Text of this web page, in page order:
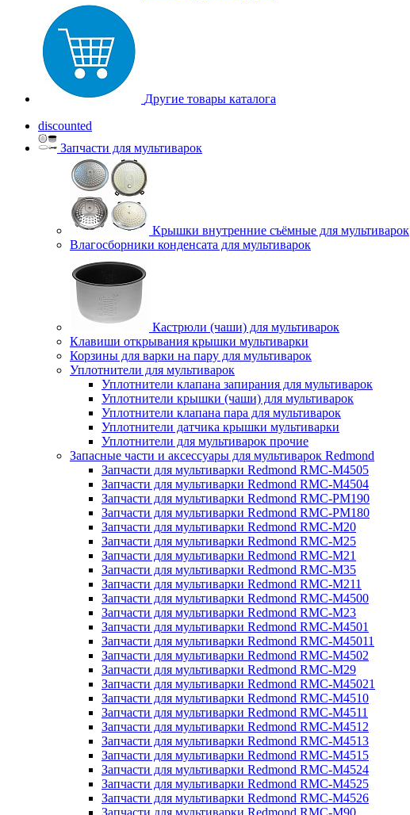
Другие товары каталога
discounted
Запчасти для мультиварок
Крышки внутренние съёмные для мультиварок
Влагосборники конденсата для мультиварок
Кастрюли (чаши) для мультиварок
Клавиши открывания крышки мультиварки
Корзины для варки на пару для мультиварок
Уплотнители для мультиварок
Уплотнители клапана запирания для мультиварок
Уплотнители крышки (чаши) для мультиварок
Уплотнители клапана пара для мультиварок
Уплотнители датчика крышки мультиварки
Уплотнители для мультиварок прочие
Запасные части и аксессуары для мультиварок Redmond
Запчасти для мультиварки Redmond RMC-M4505
Запчасти для мультиварки Redmond RMC-M4504
Запчасти для мультиварки Redmond RMC-PM190
Запчасти для мультиварки Redmond RMC-PM180
Запчасти для мультиварки Redmond RMC-M20
Запчасти для мультиварки Redmond RMC-M25
Запчасти для мультиварки Redmond RMC-M21
Запчасти для мультиварки Redmond RMC-M35
Запчасти для мультиварки Redmond RMC-M211
Запчасти для мультиварки Redmond RMC-M4500
Запчасти для мультиварки Redmond RMC-M23
Запчасти для мультиварки Redmond RMC-M4501
Запчасти для мультиварки Redmond RMC-M45011
Запчасти для мультиварки Redmond RMC-M4502
Запчасти для мультиварки Redmond RMC-M29
Запчасти для мультиварки Redmond RMC-M45021
Запчасти для мультиварки Redmond RMC-M4510
Запчасти для мультиварки Redmond RMC-M4511
Запчасти для мультиварки Redmond RMC-M4512
Запчасти для мультиварки Redmond RMC-M4513
Запчасти для мультиварки Redmond RMC-M4515
Запчасти для мультиварки Redmond RMC-M4524
Запчасти для мультиварки Redmond RMC-M4525
Запчасти для мультиварки Redmond RMC-M4526
Запчасти для мультиварки Redmond RMC-M90